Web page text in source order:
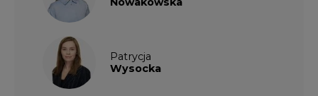
Patrycja
Wysocka